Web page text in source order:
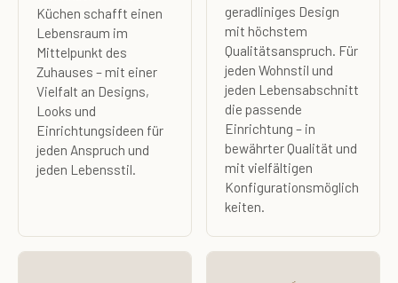
Küchen schafft einen
Lebensraum im
Mittelpunkt des
Zuhauses – mit einer
Vielfalt an Designs,
Looks und
Einrichtungsideen für
jeden Anspruch und
jeden Lebensstil.
geradliniges Design
mit höchstem
Qualitätsanspruch. Für
jeden Wohnstil und
jeden Lebensabschnitt
die passende
Einrichtung – in
bewährter Qualität und
mit vielfältigen
Konfigurationsmöglich
keiten.